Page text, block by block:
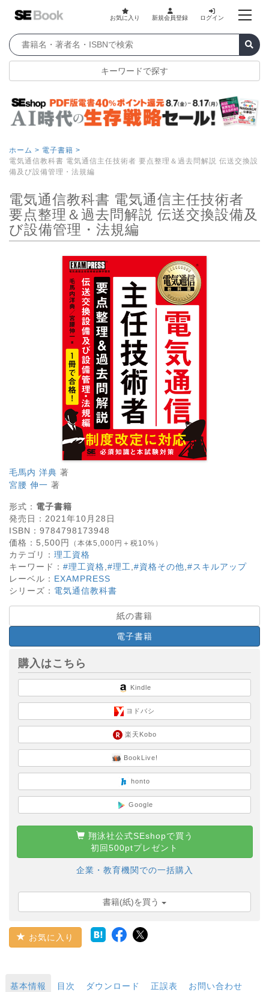
お気に入り 新規会員登録 ログイン
キーワードで探す
ホーム > 電子書籍 >
電気通信教科書 電気通信主任技術者 要点整理＆過去問解説 伝送交換設
備及び設備管理・法規編
電気通信教科書 電気通信主任技術者
要点整理＆過去問解説 伝送交換設備及
び設備管理・法規編
毛馬内 洋典 著
宮腰 伸一 著
形式： 電子書籍
発売日： 2021年10月28日
ISBN： 9784798173948
価格： 5,500円 （本体5,000円＋税10%）
カテゴリ： 理工資格
キーワード： #理工資格 #理工 #資格その他 #スキルアップ
レーベル： EXAMPRESS
シリーズ： 電気通信教科書
紙の書籍
電子書籍
購入はこちら
Kindle
ヨドバシ
楽天Kobo
BookLive!
honto
Google
翔泳社公式SEshopで買う
初回500ptプレゼント
企業・教育機関での一括購入
書籍(紙)を買う
お気に入り
基本情報 目次 ダウンロード 正誤表 お問い合わせ